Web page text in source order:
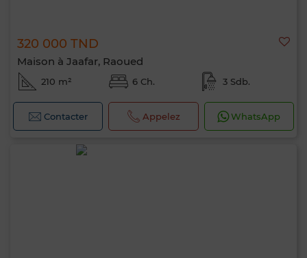
320 000 TND
Maison à Jaafar, Raoued
210 m² 6 Ch. 3 Sdb.
Contacter Appelez WhatsApp